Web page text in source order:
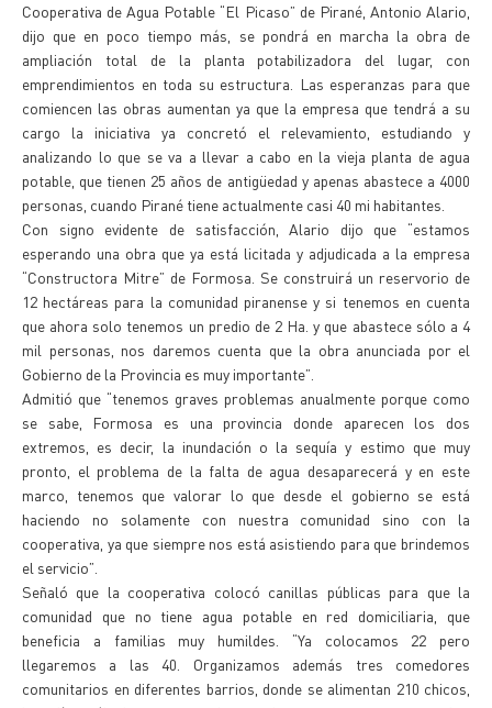
Cooperativa de Agua Potable “El Picaso” de Pirané, Antonio Alario,
dijo que en poco tiempo más, se pondrá en marcha la obra de
ampliación total de la planta potabilizadora del lugar, con
emprendimientos en toda su estructura. Las esperanzas para que
comiencen las obras aumentan ya que la empresa que tendrá a su
cargo la iniciativa ya concretó el relevamiento, estudiando y
analizando lo que se va a llevar a cabo en la vieja planta de agua
potable, que tienen 25 años de antigüedad y apenas abastece a 4000
personas, cuando Pirané tiene actualmente casi 40 mi habitantes.
Con signo evidente de satisfacción, Alario dijo que “estamos
esperando una obra que ya está licitada y adjudicada a la empresa
“Constructora Mitre” de Formosa. Se construirá un reservorio de
12 hectáreas para la comunidad piranense y si tenemos en cuenta
que ahora solo tenemos un predio de 2 Ha. y que abastece sólo a 4
mil personas, nos daremos cuenta que la obra anunciada por el
Gobierno de la Provincia es muy importante”.
Admitió que “tenemos graves problemas anualmente porque como
se sabe, Formosa es una provincia donde aparecen los dos
extremos, es decir, la inundación o la sequía y estimo que muy
pronto, el problema de la falta de agua desaparecerá y en este
marco, tenemos que valorar lo que desde el gobierno se está
haciendo no solamente con nuestra comunidad sino con la
cooperativa, ya que siempre nos está asistiendo para que brindemos
el servicio”.
Señaló que la cooperativa colocó canillas públicas para que la
comunidad que no tiene agua potable en red domiciliaria, que
beneficia a familias muy humildes. “Ya colocamos 22 pero
llegaremos a las 40. Organizamos además tres comedores
comunitarios en diferentes barrios, donde se alimentan 210 chicos,